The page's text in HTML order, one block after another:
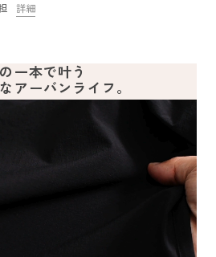
詳細
一本で叶う
アーバンライフ。